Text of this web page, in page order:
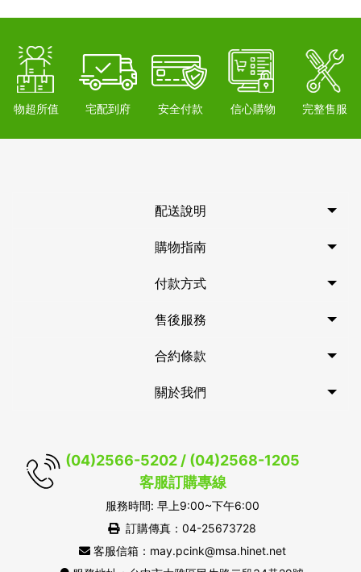
物超所值 宅配到府 安全付款 信心購物 完整售服
配送說明
購物指南
付款方式
售後服務
合約條款
關於我們
(04)2566-5202 / (04)2568-1205
客服訂購專線
服務時間: 早上9:00~下午6:00
訂購傳真：04-25673728
客服信箱：may.pcink@msa.hinet.net